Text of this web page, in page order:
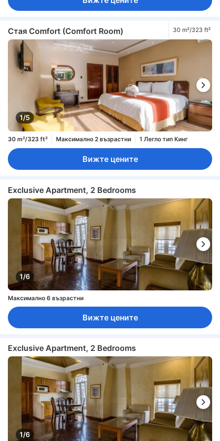
Стая Comfort (Comfort Room) 30 m²/323 ft²
1/5
30 m²/323 ft² Максимално 2 възрастни 1 Легло тип Кинг
Вижте цените
Exclusive Apartment, 2 Bedrooms
1/6
Максимално 6 възрастни
Вижте цените
Exclusive Apartment, 2 Bedrooms
1/6